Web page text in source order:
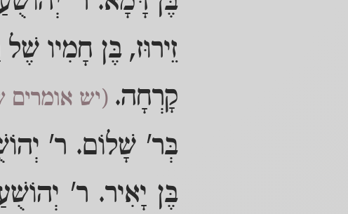
זֵירוּז, בֶּן חָמִיו
קָרְחָה. (יש אומרים
בְּר' שָׁלוֹם. ר'
בֶּן יָאִיר. ר'